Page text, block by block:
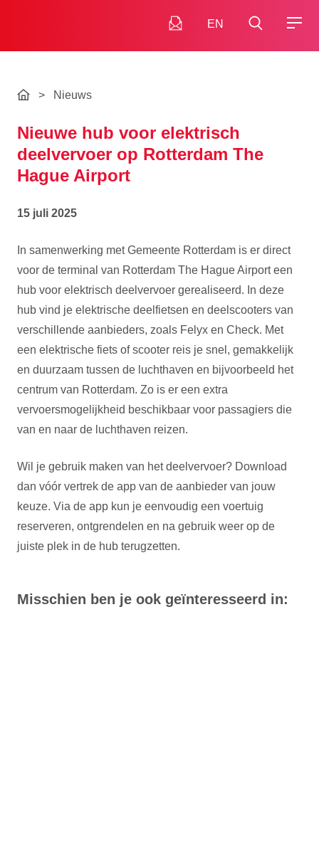
EN
> Nieuws
Nieuwe hub voor elektrisch
deelvervoer op Rotterdam The
Hague Airport
15 juli 2025
In samenwerking met Gemeente Rotterdam is er direct
voor de terminal van Rotterdam The Hague Airport een
hub voor elektrisch deelvervoer gerealiseerd. In deze
hub vind je elektrische deelfietsen en deelscooters van
verschillende aanbieders, zoals Felyx en Check. Met
een elektrische fiets of scooter reis je snel, gemakkelijk
en duurzaam tussen de luchthaven en bijvoorbeeld het
centrum van Rotterdam. Zo is er een extra
vervoersmogelijkheid beschikbaar voor passagiers die
van en naar de luchthaven reizen.
Wil je gebruik maken van het deelvervoer? Download
dan vóór vertrek de app van de aanbieder van jouw
keuze. Via de app kun je eenvoudig een voertuig
reserveren, ontgrendelen en na gebruik weer op de
juiste plek in de hub terugzetten.
Misschien ben je ook geïnteresseerd in: